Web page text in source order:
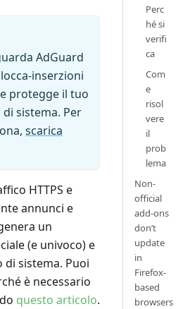
AdGuard
inserzioni
protegge il tuo
sistema. Per
scarica
HTTPS e
annunci e
un
(e univoco) e
di sistema. Puoi
è necessario
questo articolo.
Perc
hé si
verifi
ca
Com
e
risol
vere
il
prob
lema
Non-
official
add-ons
don’t
update
in
Firefox-
based
browsers